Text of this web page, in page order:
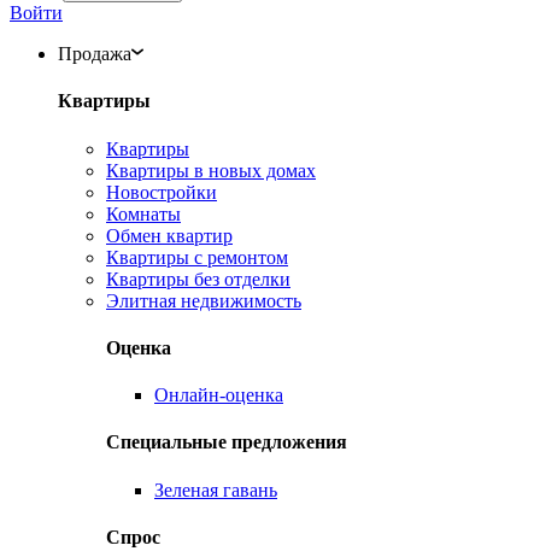
Войти
Продажа
Квартиры
Квартиры
Квартиры в новых домах
Новостройки
Комнаты
Обмен квартир
Квартиры с ремонтом
Квартиры без отделки
Элитная недвижимость
Оценка
Онлайн-оценка
Специальные предложения
Зеленая гавань
Спрос